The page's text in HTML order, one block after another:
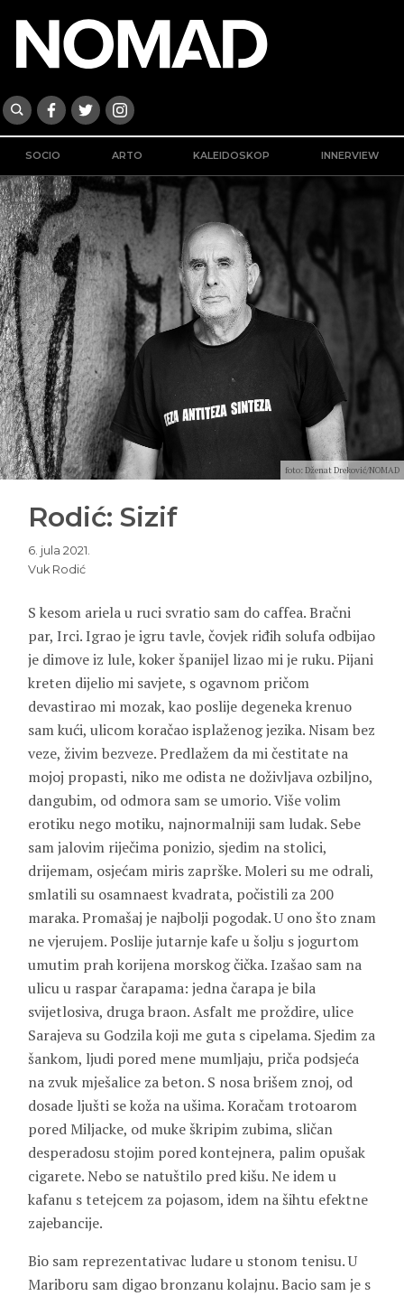
SOCIO ARTO KALEIDOSKOP INNERVIEW
foto: Dženat Dreković/NOMAD
Rodić: Sizif
6. jula 2021.
Vuk Rodić
S kesom ariela u ruci svratio sam do caffea. Bračni
par, Irci. Igrao je igru tavle, čovjek riđih solufa odbijao
je dimove iz lule, koker španijel lizao mi je ruku. Pijani
kreten dijelio mi savjete, s ogavnom pričom
devastirao mi mozak, kao poslije degeneka krenuo
sam kući, ulicom koračao isplaženog jezika. Nisam bez
veze, živim bezveze. Predlažem da mi čestitate na
mojoj propasti, niko me odista ne doživljava ozbiljno,
dangubim, od odmora sam se umorio. Više volim
erotiku nego motiku, najnormalniji sam ludak. Sebe
sam jalovim riječima ponizio, sjedim na stolici,
drijemam, osjećam miris zaprške. Moleri su me odrali,
smlatili su osamnaest kvadrata, počistili za 200
maraka. Promašaj je najbolji pogodak. U ono što znam
ne vjerujem. Poslije jutarnje kafe u šolju s jogurtom
umutim prah korijena morskog čička. Izašao sam na
ulicu u raspar čarapama: jedna čarapa je bila
svijetlosiva, druga braon. Asfalt me proždire, ulice
Sarajeva su Godzila koji me guta s cipelama. Sjedim za
šankom, ljudi pored mene mumljaju, priča podsjeća
na zvuk mješalice za beton. S nosa brišem znoj, od
dosade ljušti se koža na ušima. Koračam trotoarom
pored Miljacke, od muke škripim zubima, sličan
desperadosu stojim pored kontejnera, palim opušak
cigarete. Nebo se natuštilo pred kišu. Ne idem u
kafanu s tetejcem za pojasom, idem na šihtu efektne
zajebancije.
Bio sam reprezentativac ludare u stonom tenisu. U
Mariboru sam digao bronzanu kolajnu. Bacio sam je s